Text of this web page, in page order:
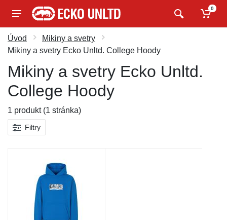
0
Úvod
Mikiny a svetry
Mikiny a svetry Ecko Unltd. College Hoody
Mikiny a svetry Ecko Unltd.
College Hoody
1 produkt (1 stránka)
Filtry